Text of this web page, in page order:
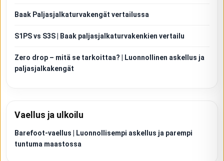
Baak Paljasjalkaturvakengät vertailussa
S1PS vs S3S | Baak paljasjalkaturvakenkien vertailu
Zero drop – mitä se tarkoittaa? | Luonnollinen askellus ja
paljasjalkakengät
Vaellus ja ulkoilu
Barefoot-vaellus | Luonnollisempi askellus ja parempi
tuntuma maastossa